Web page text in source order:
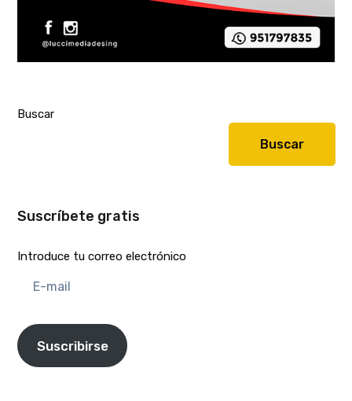
Buscar
Buscar
Suscríbete gratis
Introduce tu correo electrónico
mail
Suscribirse